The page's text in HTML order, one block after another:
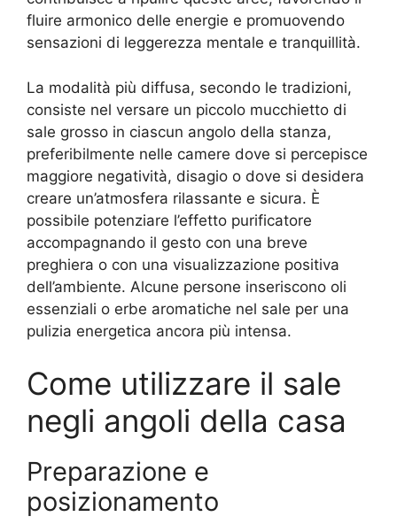
fluire armonico delle energie e promuovendo
sensazioni di leggerezza mentale e tranquillità.
La modalità più diffusa, secondo le tradizioni,
consiste nel versare un piccolo mucchietto di
sale grosso in ciascun angolo della stanza,
preferibilmente nelle camere dove si percepisce
maggiore negatività, disagio o dove si desidera
creare un’atmosfera rilassante e sicura. È
possibile potenziare l’effetto purificatore
accompagnando il gesto con una breve
preghiera o con una visualizzazione positiva
dell’ambiente. Alcune persone inseriscono oli
essenziali o erbe aromatiche nel sale per una
pulizia energetica ancora più intensa.
Come utilizzare il sale
negli angoli della casa
Preparazione e
posizionamento